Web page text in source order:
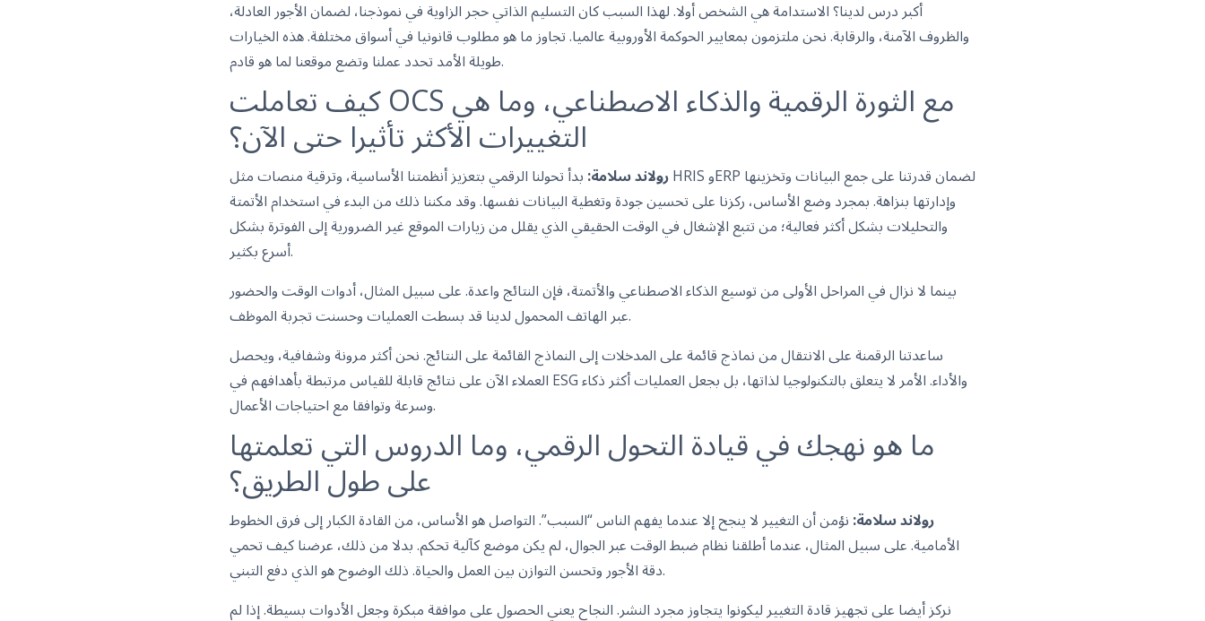
أكبر درس لدينا؟ الاستدامة هي الشخص أولا. لهذا السبب كان التسليم الذاتي حجر الزاوية في نموذجنا، لضمان الأجور العادلة،
والظروف الآمنة، والرقابة. نحن ملتزمون بمعايير الحوكمة الأوروبية عالميا. تجاوز ما هو مطلوب قانونيا في أسواق مختلفة. هذه الخيارات
طويلة الأمد تحدد عملنا وتضع موقعنا لما هو قادم.
كيف تعاملت OCS مع الثورة الرقمية والذكاء الاصطناعي، وما هي
التغييرات الأكثر تأثيرا حتى الآن؟
رولاند سلامة: بدأ تحولنا الرقمي بتعزيز أنظمتنا الأساسية، وترقية منصات مثل HRIS وERP لضمان قدرتنا على جمع البيانات وتخزينها
وإدارتها بنزاهة. بمجرد وضع الأساس، ركزنا على تحسين جودة وتغطية البيانات نفسها. وقد مكننا ذلك من البدء في استخدام الأتمتة
والتحليلات بشكل أكثر فعالية؛ من تتبع الإشغال في الوقت الحقيقي الذي يقلل من زيارات الموقع غير الضرورية إلى الفوترة بشكل
أسرع بكثير.
بينما لا نزال في المراحل الأولى من توسيع الذكاء الاصطناعي والأتمتة، فإن النتائج واعدة. على سبيل المثال، أدوات الوقت والحضور
عبر الهاتف المحمول لدينا قد بسطت العمليات وحسنت تجربة الموظف.
ساعدتنا الرقمنة على الانتقال من نماذج قائمة على المدخلات إلى النماذج القائمة على النتائج. نحن أكثر مرونة وشفافية، ويحصل
العملاء الآن على نتائج قابلة للقياس مرتبطة بأهدافهم في ESG والأداء. الأمر لا يتعلق بالتكنولوجيا لذاتها، بل بجعل العمليات أكثر ذكاء
وسرعة وتوافقا مع احتياجات الأعمال.
ما هو نهجك في قيادة التحول الرقمي، وما الدروس التي تعلمتها
على طول الطريق؟
رولاند سلامة: نؤمن أن التغيير لا ينجح إلا عندما يفهم الناس “السبب”. التواصل هو الأساس، من القادة الكبار إلى فرق الخطوط
الأمامية. على سبيل المثال، عندما أطلقنا نظام ضبط الوقت عبر الجوال، لم يكن موضع كآلية تحكم. بدلا من ذلك، عرضنا كيف تحمي
دقة الأجور وتحسن التوازن بين العمل والحياة. ذلك الوضوح هو الذي دفع التبني.
نركز أيضا على تجهيز قادة التغيير ليكونوا يتجاوز مجرد النشر. النجاح يعني الحصول على موافقة مبكرة وجعل الأدوات بسيطة. إذا لم